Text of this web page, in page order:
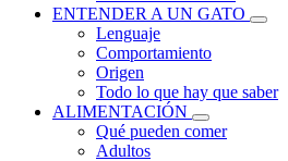
ENTENDER A UN GATO
Lenguaje
Comportamiento
Origen
Todo lo que hay que saber
ALIMENTACIÓN
Qué pueden comer
Adultos